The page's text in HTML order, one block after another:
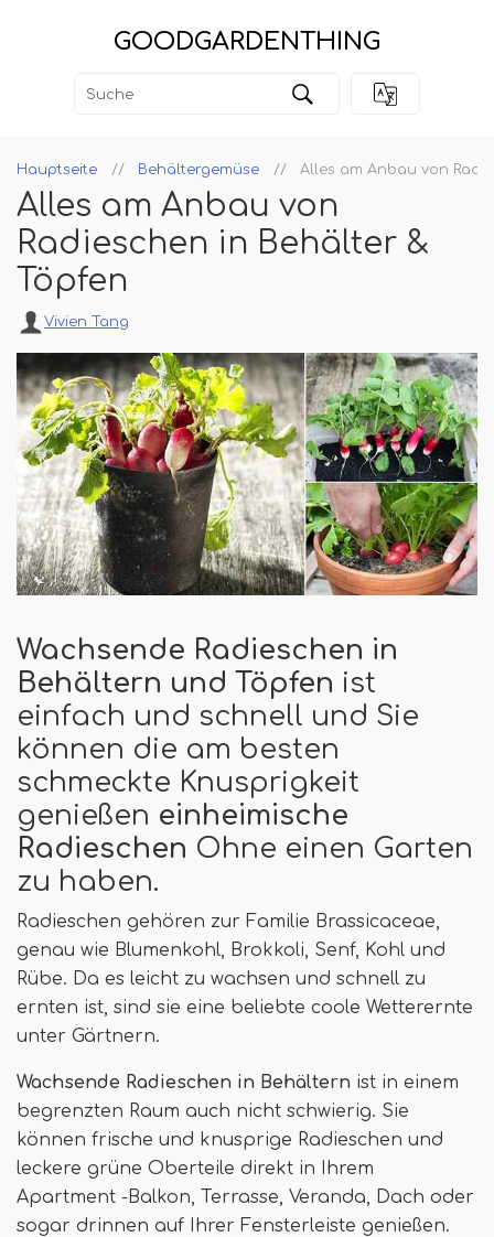
GOODGARDENTHING
Hauptseite Behältergemüse Alles am Anbau von
Alles am Anbau von
Radieschen in Behälter &
Töpfen
Vivien Tang
Wachsende Radieschen in
Behältern und Töpfen ist
einfach und schnell und Sie
können die am besten
schmeckte Knusprigkeit
genießen einheimische
Radieschen Ohne einen Garten
zu haben.
Radieschen gehören zur Familie Brassicaceae,
genau wie Blumenkohl, Brokkoli, Senf, Kohl und
Rübe. Da es leicht zu wachsen und schnell zu
ernten ist, sind sie eine beliebte coole Wetterernte
unter Gärtnern.
Wachsende Radieschen in Behältern ist in einem
begrenzten Raum auch nicht schwierig. Sie
können frische und knusprige Radieschen und
leckere grüne Oberteile direkt in Ihrem
Apartment -Balkon, Terrasse, Veranda, Dach oder
sogar drinnen auf Ihrer Fensterleiste genießen.